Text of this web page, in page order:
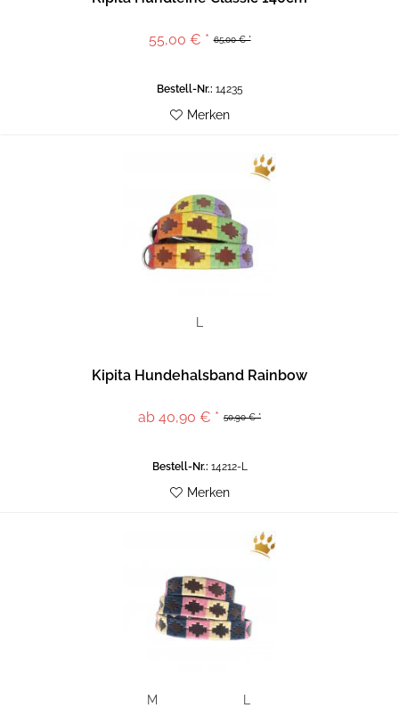
65,00 € *
55,00 € *
Bestell-Nr.: 14235
Merken
Kipita Hundehalsband Rainbow
50,90 € *
ab 40,90 € *
Bestell-Nr.: 14212-L
Merken
M